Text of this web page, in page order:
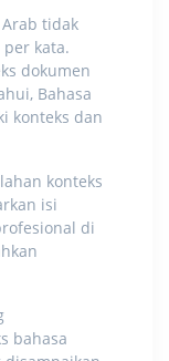
tidak
kata.
dokumen
Bahasa
konteks dan
konteks
isi
di
bahasa